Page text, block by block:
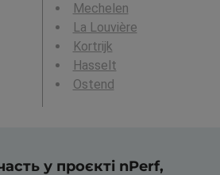
Mechelen
La Louvière
Kortrijk
Hasselt
Ostend
у проєкті nPerf,